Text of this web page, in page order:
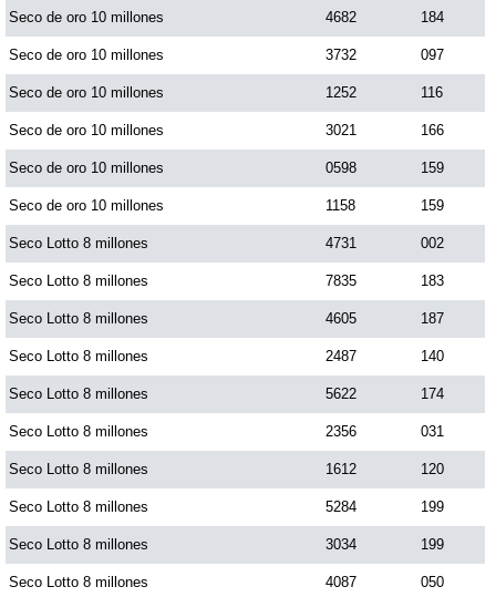
Paisita 3
Pick 3 Día
Pick 3 Noche
Pick 4 Día
Pick 4 Noche
Pijao de Oro
Saman de la suerte
Sinuano Día
Sinuano Noche
Seco de oro 10 millones 4682 184
Seco de oro 10 millones 3732 097
Seco de oro 10 millones 1252 116
Seco de oro 10 millones 3021 166
Seco de oro 10 millones 0598 159
Seco de oro 10 millones 1158 159
Seco Lotto 8 millones 4731 002
Seco Lotto 8 millones 7835 183
Seco Lotto 8 millones 4605 187
Seco Lotto 8 millones 2487 140
Seco Lotto 8 millones 5622 174
Seco Lotto 8 millones 2356 031
Seco Lotto 8 millones 1612 120
Seco Lotto 8 millones 5284 199
Seco Lotto 8 millones 3034 199
Seco Lotto 8 millones 4087 050